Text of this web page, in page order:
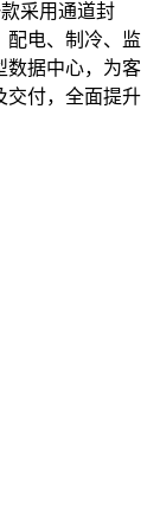
采用通道封
配电、制冷、监
数据中心，为客
交付，全面提升